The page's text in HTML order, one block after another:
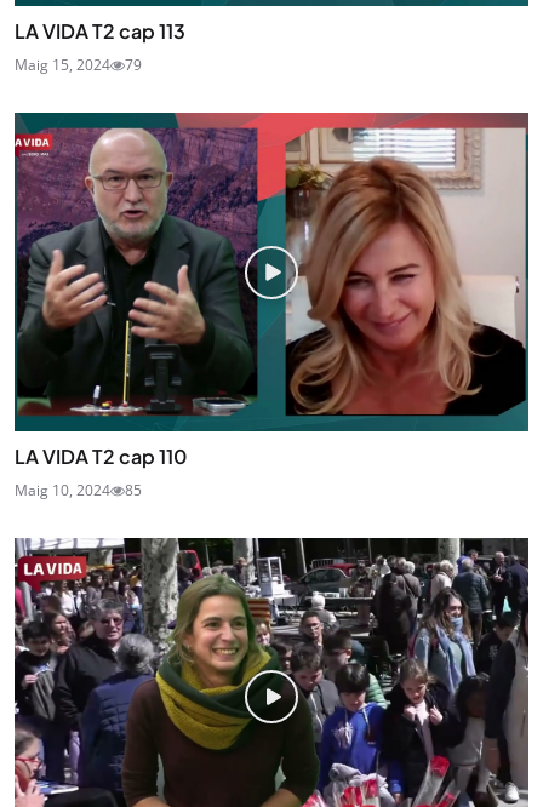
LA VIDA T2 cap 113
Maig 15, 2024 79
LA VIDA T2 cap 110
Maig 10, 2024 85